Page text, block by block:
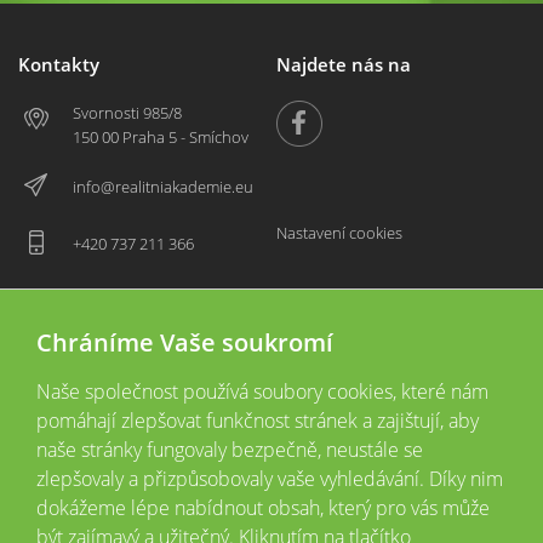
Kontakty
Svornosti 985/8
150 00 Praha 5 - Smíchov
info@realitniakademie.eu
+420 737 211 366
Najdete nás na
Nastavení cookies
2026 © CopyrightVšechna práva vyhrazena
Tyto webové stránky jsou provozovány společností Realitní akademie České
Chráníme Vaše soukromí
Naše společnost používá soubory cookies, které nám
pomáhají zlepšovat funkčnost stránek a zajištují, aby
naše stránky fungovaly bezpečně, neustále se
zlepšovaly a přizpůsobovaly vaše vyhledávání. Díky nim
dokážeme lépe nabídnout obsah, který pro vás může
být zajímavý a užitečný. Kliknutím na tlačítko